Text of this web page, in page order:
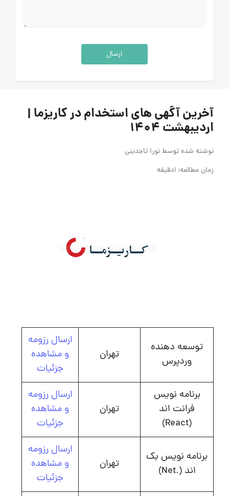
ارسال
آخرین آگهی های استخدام در کاریزما |
اردیبهشت 1404
نوشته شده توسطنورا تاجدینی
زمان مطالعه: 1دقیقه
توسعه دهنده
وردپرس
تهران
ارسال رزومه
و مشاهده
جزئیات
برنامه نویس
فرانت اند
(React)
تهران
ارسال رزومه
و مشاهده
جزئیات
برنامه نویس بک
اند (.Net)
تهران
ارسال رزومه
و مشاهده
جزئیات